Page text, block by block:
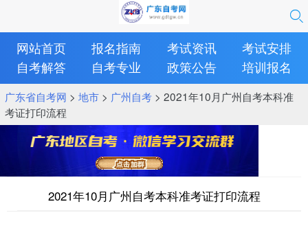
网站首页 报名指南 考试资讯
考试安排
自考解答
自考专业 政策公告 培训报名
广东省自考网 > 地市> 广州自考> 2021年10月广州自考本科准
考证打印流程
2021年10月广州自考本科准考证打印流程